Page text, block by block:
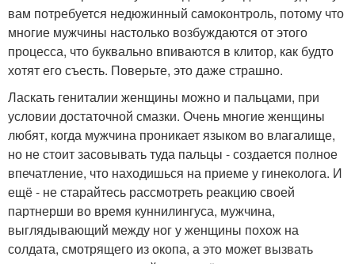
вам потребуется недюжинный самоконтроль, потому что
многие мужчины настолько возбуждаются от этого
процесса, что буквально впиваются в клитор, как будто
хотят его съесть. Поверьте, это даже страшно.
Ласкать гениталии женщины можно и пальцами, при
условии достаточной смазки. Очень многие женщины
любят, когда мужчина проникает языком во влагалище,
но не стоит засовывать туда пальцы - создается полное
впечатление, что находишься на приеме у гинеколога. И
ещё - не старайтесь рассмотреть реакцию своей
партнерши во время куннилингуса, мужчина,
выглядывающий между ног у женщины похож на
солдата, смотрящего из окопа, а это может вызвать